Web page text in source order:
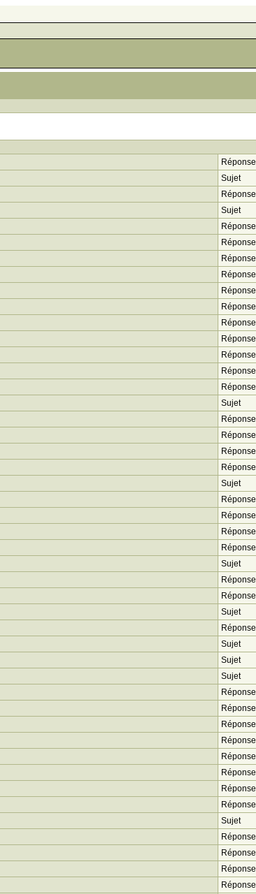
Réponse
Sujet
Réponse
Sujet
Réponse
Réponse
Réponse
Réponse
Réponse
Réponse
Réponse
Réponse
Réponse
Réponse
Réponse
Sujet
Réponse
Réponse
Réponse
Réponse
Sujet
Réponse
Réponse
Réponse
Réponse
Sujet
Réponse
Réponse
Sujet
Réponse
Sujet
Sujet
Sujet
Réponse
Réponse
Réponse
Réponse
Réponse
Réponse
Réponse
Réponse
Sujet
Réponse
Réponse
Réponse
Réponse